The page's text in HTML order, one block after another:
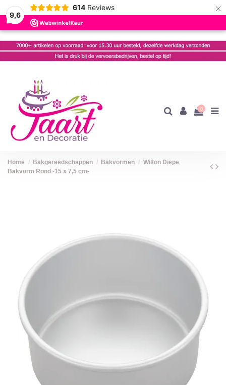
9,6
614 Reviews ×
0
Home Bakgereedschappen Bakvormen
Wilton Diepe
Bakvorm Rond -15 x 7,5 cm-